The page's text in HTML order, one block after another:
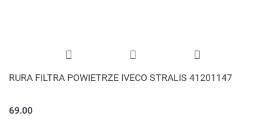
RURA FILTRA POWIETRZE IVECO STRALIS 41201147
69.00